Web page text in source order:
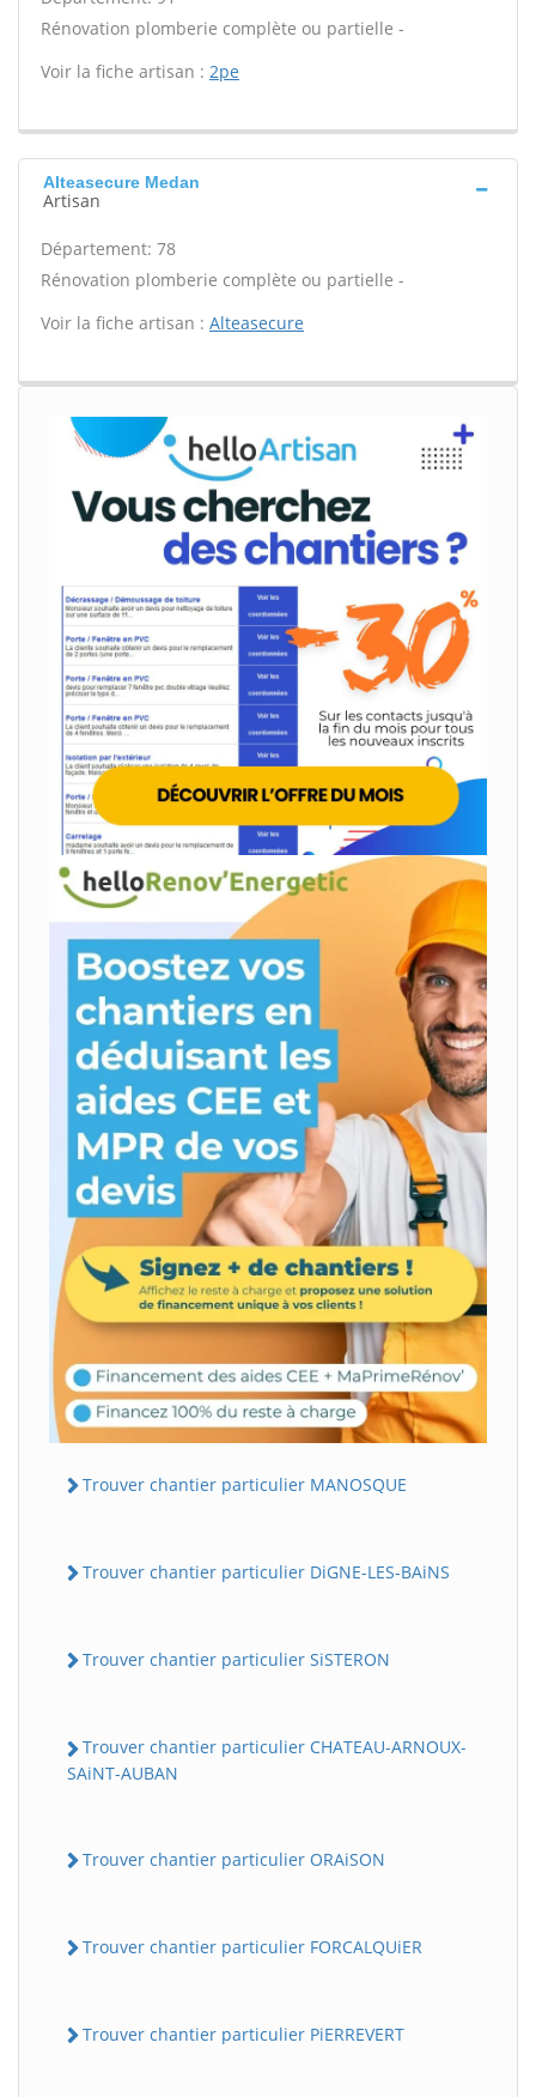
Rénovation plomberie complète ou partielle -
Voir la fiche artisan : 2pe
Alteasecure Medan
Artisan
Département: 78
Rénovation plomberie complète ou partielle -
Voir la fiche artisan : Alteasecure
Trouver chantier particulier MANOSQUE
Trouver chantier particulier DiGNE-LES-BAiNS
Trouver chantier particulier SiSTERON
Trouver chantier particulier CHATEAU-ARNOUX-
SAiNT-AUBAN
Trouver chantier particulier ORAiSON
Trouver chantier particulier FORCALQUiER
Trouver chantier particulier PiERREVERT